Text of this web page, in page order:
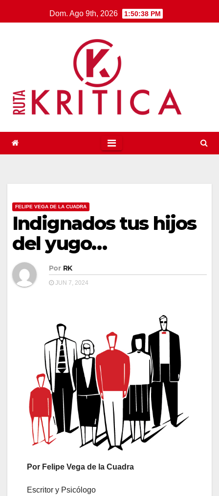
al
Dom. Ago 9th, 2026 1:50:39 PM
FELIPE VEGA DE LA CUADRA
Indignados tus hijos
del yugo…
Por RK
JUN 7, 2024
Por Felipe Vega de la Cuadra
Escritor y Psicólogo